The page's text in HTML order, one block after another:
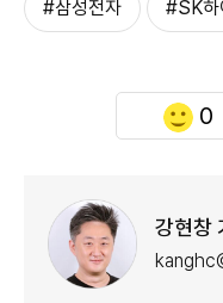
#삼성전자 #SK하
0
강현창